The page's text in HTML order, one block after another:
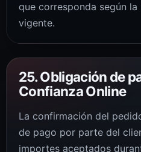
que corresponda según
vigente.
25. Obligación de
Confianza Online
La confirmación del
de pago por parte del
importes aceptados